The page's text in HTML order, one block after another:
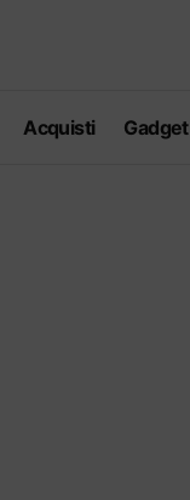
Acquisti Gadget